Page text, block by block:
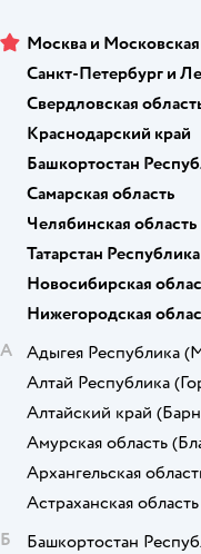
Москва и Московская
Санкт-Петербург и
Свердловская
Краснодарский край
Башкортостан
Самарская область
Челябинская область
Татарстан Республика
Новосибирская
Нижегородская
А
Адыгея Республика
Алтай Республика
Алтайский край
Амурская область
Архангельская
Астраханская область
Б
Башкортостан